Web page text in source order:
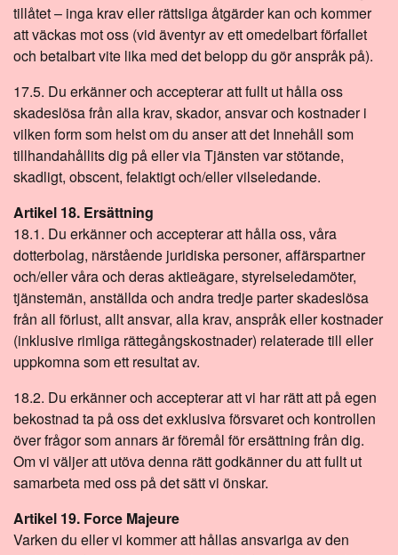
tillåtet – inga krav eller rättsliga åtgärder kan och kommer
att väckas mot oss (vid äventyr av ett omedelbart förfallet
och betalbart vite lika med det belopp du gör anspråk på).
17.5. Du erkänner och accepterar att fullt ut hålla oss
skadeslösa från alla krav, skador, ansvar och kostnader i
vilken form som helst om du anser att det Innehåll som
tillhandahållits dig på eller via Tjänsten var stötande,
skadligt, obscent, felaktigt och/eller vilseledande.
Artikel 18. Ersättning
18.1. Du erkänner och accepterar att hålla oss, våra
dotterbolag, närstående juridiska personer, affärspartner
och/eller våra och deras aktieägare, styrelseledamöter,
tjänstemän, anställda och andra tredje parter skadeslösa
från all förlust, allt ansvar, alla krav, anspråk eller kostnader
(inklusive rimliga rättegångskostnader) relaterade till eller
uppkomna som ett resultat av.
18.2. Du erkänner och accepterar att vi har rätt att på egen
bekostnad ta på oss det exklusiva försvaret och kontrollen
över frågor som annars är föremål för ersättning från dig.
Om vi väljer att utöva denna rätt godkänner du att fullt ut
samarbeta med oss på det sätt vi önskar.
Artikel 19. Force Majeure
Varken du eller vi kommer att hållas ansvariga av den